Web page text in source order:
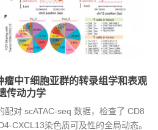
瘤中T细胞亚群的转录组学和表观
传动力学
配对 scATAC-seq 数据，检查了 CD8
CXCL13染色质可及性的全局动态。